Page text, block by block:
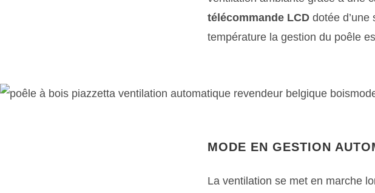
télécommande LCD dotée
température la gestion du poêle
MODE EN GESTION
La ventilation se met en marche